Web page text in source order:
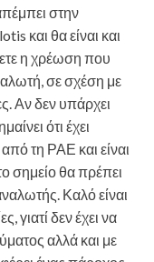
στην
και θα είναι και
η χρέωση που
σε σχέση με
Αν δεν υπάρχει
ότι έχει
τη ΡΑΕ και είναι
σημείο θα πρέπει
Καλό είναι
γιατί δεν έχει να
αλλά και με